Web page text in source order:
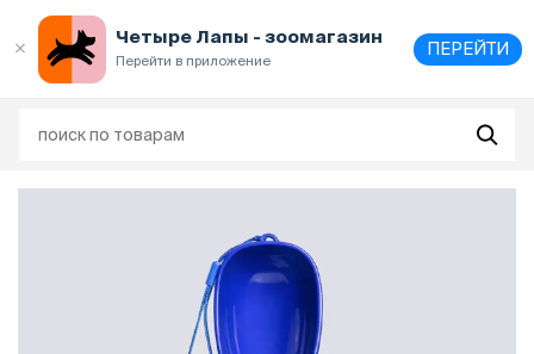
Четыре Лапы - зоомагазин
Перейти в приложение
ПЕРЕЙТИ